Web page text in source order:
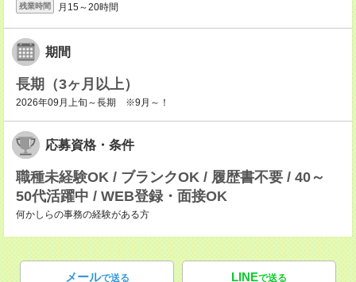
残業時間 月15～20時間
期間
長期（3ヶ月以上）
2026年09月上旬～長期 ※9月～！
応募資格・条件
職種未経験OK / ブランクOK / 履歴書不要 / 40～
50代活躍中 / WEB登録・面接OK
何かしらの事務の経験がある方
メールで送る LINEで送る